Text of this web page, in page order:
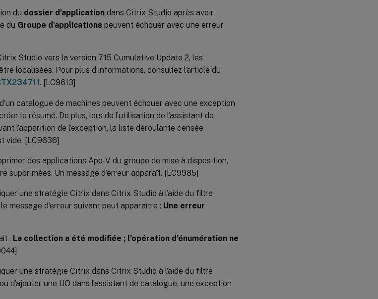
du dossier d’application dans Citrix Studio après avoir
du Groupe d’applications peuvent échouer avec une erreur
Studio vers la version 7.15 Cumulative Update 2, les
localisées. Pour plus d’informations, consultez l’article du
. [LC9613]
catalogue de machines peuvent échouer avec une exception
le résumé. De plus, lors de l’utilisation de l’assistant de
l’apparition de l’exception, la liste déroulante censée
vide. [LC9636]
des applications App-V du groupe de mise à disposition,
supprimées. Un message d’erreur apparaît. [LC9985]
une stratégie Citrix dans Citrix Studio à l’aide du filtre
le message d’erreur suivant peut apparaître : Une erreur
: La collection a été modifiée ; l’opération d’énumération ne
une stratégie Citrix dans Citrix Studio à l’aide du filtre
d’ajouter une UO dans l’assistant de catalogue, une exception